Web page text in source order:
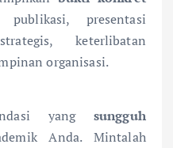
presentasi
keterlibatan
organisasi.
yang sungguh
Anda. Mintalah